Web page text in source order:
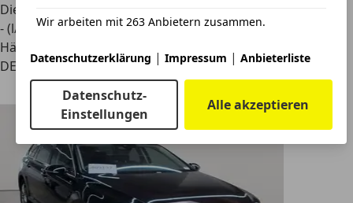
Wir arbeiten mit 263 Anbietern zusammen.
Datenschutzerklärung | Impressum | Anbieterliste
Datenschutz-
Einstellungen
Alle akzeptieren
Diesel
- (l/100 km)
Händler
DE 68775